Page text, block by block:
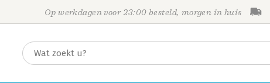
Op werkdagen voor 23:00 besteld, morgen in huis